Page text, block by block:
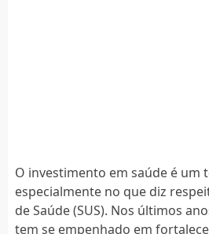
O investimento em saúde é um
especialmente no que diz
de Saúde (SUS). Nos últimos
tem se empenhado em